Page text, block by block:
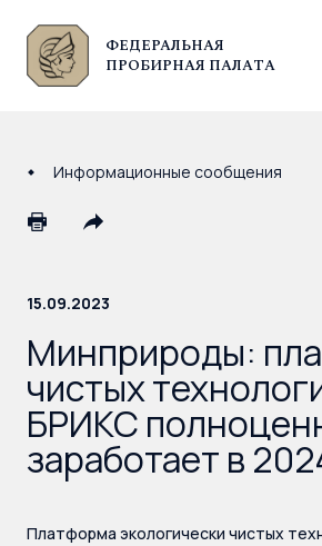
ФЕДЕРАЛЬНАЯ
ПРОБИРНАЯ ПАЛАТА
© Федеральная пробирная палата, 2026
Информационные сообщения
15.09.2023
Минприроды:
чистых
БРИКС
заработает в
Платформа экологически чистых